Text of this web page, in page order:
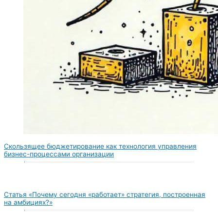
Скользящее бюджетирование как технология управления
бизнес-процессами организации
Статья «Почему сегодня «работает» стратегия, построенная
на амбициях?»